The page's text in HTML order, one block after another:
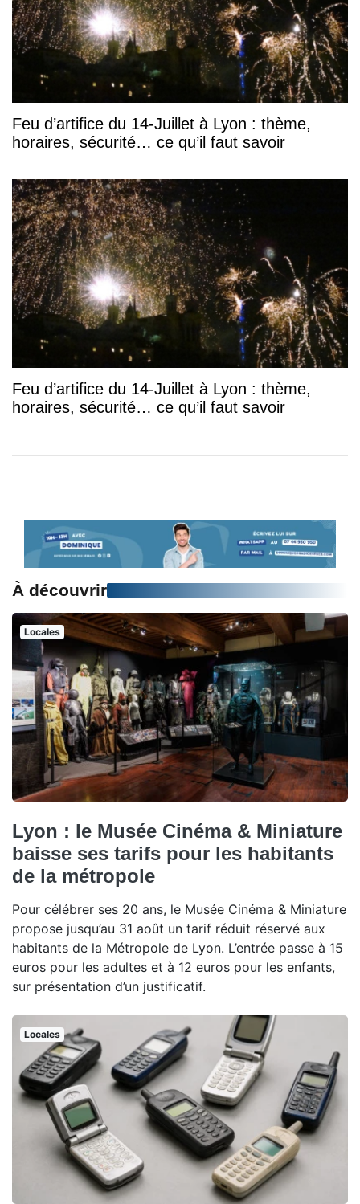
Feu d’artifice du 14-Juillet à Lyon : thème,
horaires, sécurité… ce qu’il faut savoir
Feu d’artifice du 14-Juillet à Lyon : thème,
horaires, sécurité… ce qu’il faut savoir
À découvrir
Locales
Lyon : le Musée Cinéma & Miniature
baisse ses tarifs pour les habitants
de la métropole
Pour célébrer ses 20 ans, le Musée Cinéma & Miniature
propose jusqu’au 31 août un tarif réduit réservé aux
habitants de la Métropole de Lyon. L’entrée passe à 15
euros pour les adultes et à 12 euros pour les enfants,
sur présentation d’un justificatif.
Locales